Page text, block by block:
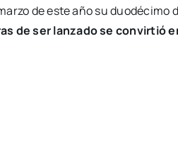
de este año su duodécimo
de ser lanzado se convirtió